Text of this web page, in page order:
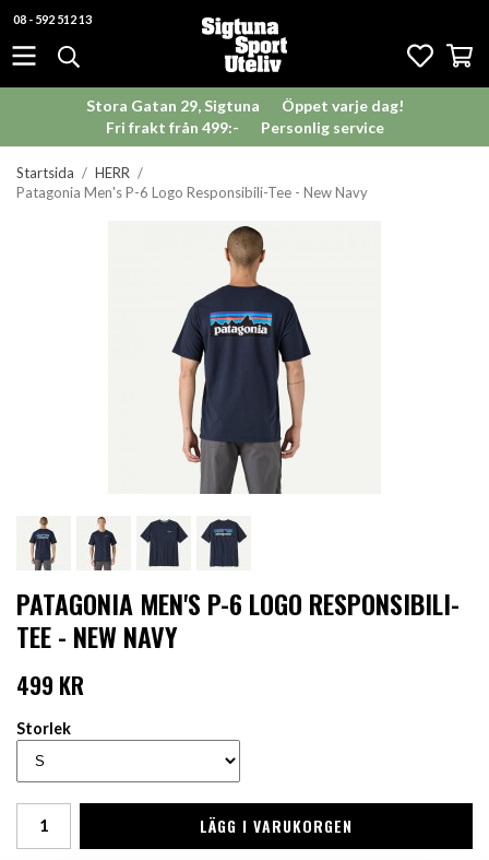
08 - 592 512 13
Stora Gatan 29, Sigtuna
Öppet varje dag!
Fri frakt från 499:-
Personlig service
Startsida / HERR /
Patagonia Men's P-6 Logo Responsibili-Tee - New Navy
PATAGONIA MEN'S P-6 LOGO RESPONSIBILI-
TEE - NEW NAVY
499 KR
Storlek
LÄGG I VARUKORGEN